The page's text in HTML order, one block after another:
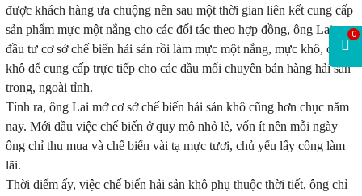
0
được khách hàng ưa chuộng nên sau một thời gian liên kết cung cấp
sản phẩm mực một nắng cho các đối tác theo hợp đồng, ông Lai tự
đầu tư cơ sở chế biến hải sản rồi làm mực một nắng, mực khô, cá
khô để cung cấp trực tiếp cho các đầu mối chuyên bán hàng hải sản
trong, ngoài tỉnh.
Tính ra, ông Lai mở cơ sở chế biến hải sản khô cũng hơn chục năm
nay. Mới đầu việc chế biến ở quy mô nhỏ lẻ, vốn ít nên mỗi ngày
ông chỉ thu mua và chế biến vài tạ mực tươi, chủ yếu lấy công làm
lãi.
Thời điểm ấy, việc chế biến hải sản khô phụ thuộc thời tiết, ông chỉ